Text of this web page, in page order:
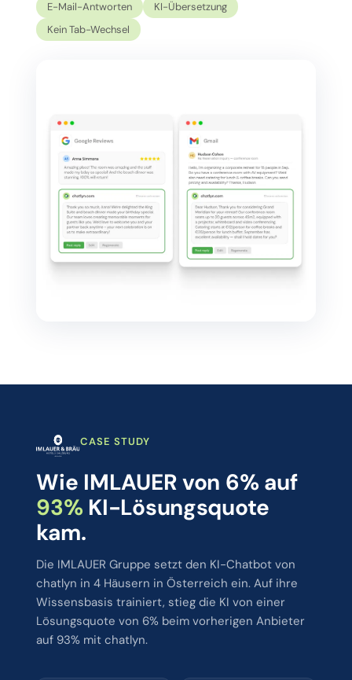
E-Mail-Antworten
KI-Übersetzung
Kein Tab-Wechsel
CASE STUDY
Wie IMLAUER von 6% auf
93% KI-Lösungsquote
kam.
Die IMLAUER Gruppe setzt den KI-Chatbot von
chatlyn in 4 Häusern in Österreich ein. Auf ihre
Wissensbasis trainiert, stieg die KI von einer
Lösungsquote von 6% beim vorherigen Anbieter
auf 93% mit chatlyn.